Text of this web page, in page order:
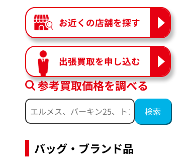
お近くの店舗を探す
出張買取を申し込む
参考買取価格を調べる
バッグ・ブランド品